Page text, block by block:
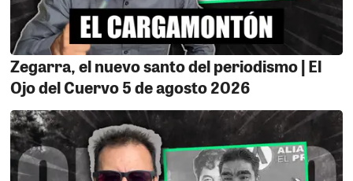
su favor, ya presentó la denuncia correspondiente por
el abuso cometido y espera se haga justicia y alguien
pueda responder por los daños ocasionados.
ALCALDE FANTASMA.Luego del abuso del
de la municipalidad con la finalidad de conversar con el
alcalde y buscar alguna solución la secretaria de Jorge
Bravo de inmediato le pidió su número tomo nota de la
Zegarra, el nuevo santo del periodismo | El
Ojo del Cuervo 5 de agosto 2026